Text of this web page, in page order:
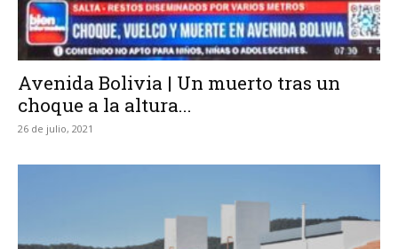
Avenida Bolivia | Un muerto tras un
choque a la altura...
26 de julio, 2021